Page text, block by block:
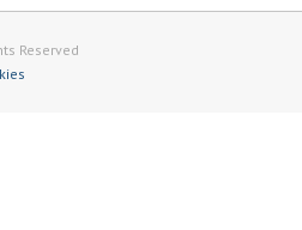
Reserved